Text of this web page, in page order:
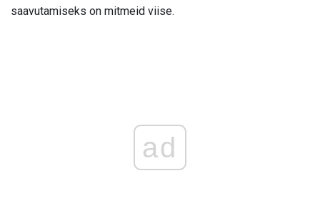
saavutamiseks on mitmeid viise.
ad